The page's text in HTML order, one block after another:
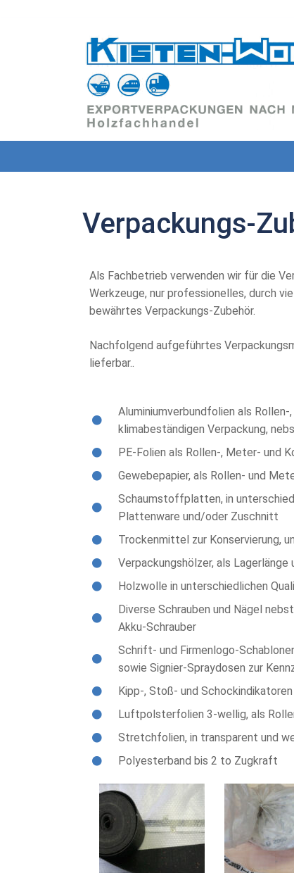
Verpackungs-
Zubehör
Als Fachbetrieb verwenden wir für die
Werkzeuge, nur professionelles, durch
bewährtes Verpackungs-Zubehör.
Nachfolgend aufgeführtes
lieferbar..
Aluminiumverbundfolien als
klimabeständigen Verpackung,
PE-Folien als Rollen-, Meter- und
Gewebepapier, als Rollen- und
Schaumstoffplatten, in
Plattenware und/oder Zuschnitt
Trockenmittel zur Konservierung,
Verpackungshölzer, als
Holzwolle in unterschiedlichen
Diverse Schrauben und Nägel
Akku-Schrauber
Schrift- und Firmenlogo-
sowie Signier-Spraydosen zur
Kipp-, Stoß- und Schockindikatoren
Luftpolsterfolien 3-wellig, als
Stretchfolien, in transparent und
Polyesterband bis 2 to Zugkraft